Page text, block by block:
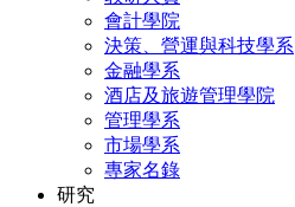
會計學院
決策、營運與科技學系
金融學系
酒店及旅遊管理學院
管理學系
市場學系
專家名錄
研究